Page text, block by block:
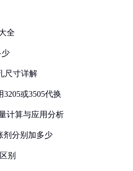
全
少
尺寸详解
或3505代换
计算与应用分析
剂分别加多少
别